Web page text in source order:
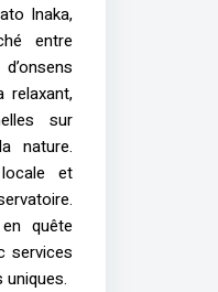
Inaka,
entre
relaxant,
sur
nature.
et
quête
services